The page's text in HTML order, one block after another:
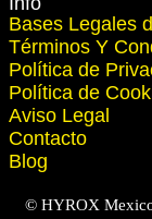
Bases Legales
Términos Y
Política de
Política de
Aviso Legal
Contacto
Blog
© HYROX